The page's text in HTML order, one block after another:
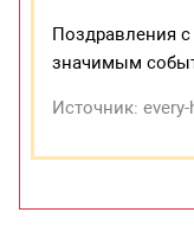
Поздравления
значимым
Источник: